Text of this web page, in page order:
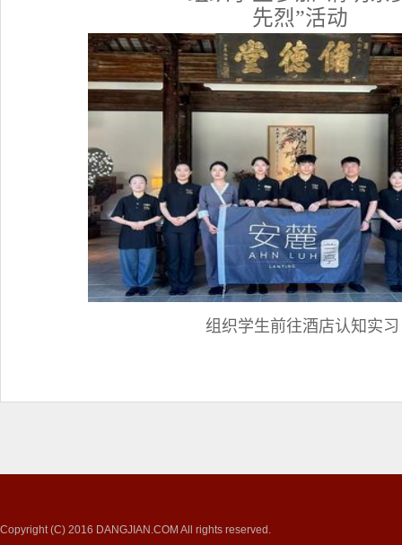
先烈”活动
组织学生前往酒店认知实习
Copyright (C) 2016 DANGJIAN.COM All rights reserved.